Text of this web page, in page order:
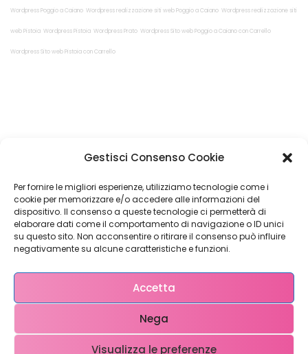
Gestisci Consenso Cookie
Per fornire le migliori esperienze, utilizziamo tecnologie come i
cookie per memorizzare e/o accedere alle informazioni del
dispositivo. Il consenso a queste tecnologie ci permetterà di
elaborare dati come il comportamento di navigazione o ID unici
su questo sito. Non acconsentire o ritirare il consenso può influire
negativamente su alcune caratteristiche e funzioni.
Accetta
Nega
Visualizza le preferenze
Wordpress Poggio a Caiano Wordpress realizzazione siti web Poggio a Caiano Wordpress realizzazione siti
web Pistoia Wordpress Pistoia Wordpress Prato Wordpress Sito web Poggio a Caiano con Carrello
Wordpress Sito web Pistoia con Carrello
Restiamo in
contatto!
Come possiamo Aiutarti?